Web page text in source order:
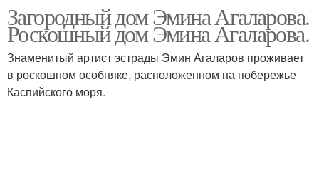
Загородный дом Эмина Агаларова.
Роскошный дом Эмина Агаларова.
Знаменитый артист эстрады Эмин Агаларов проживает
в роскошном особняке, расположенном на побережье
Каспийского моря.